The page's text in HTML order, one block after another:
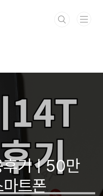
기ㅣ50만
트폰